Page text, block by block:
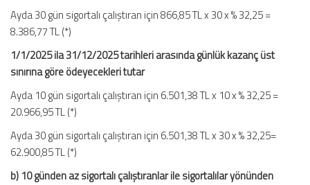
Ayda 30 gün sigortalı çalıştıran için 866,85 TL x 30 x % 32,25 =
8.386,77 TL (*)
1/1/2025 ila 31/12/2025 tarihleri arasında günlük kazanç üst
sınırına göre ödeyecekleri tutar
Ayda 10 gün sigortalı çalıştıran için 6.501,38 TL x 10 x % 32,25 =
20.966,95 TL (*)
Ayda 30 gün sigortalı çalıştıran için 6.501,38 TL x 30 x % 32,25=
62.900,85 TL (*)
b) 10 günden az sigortalı çalıştıranlar ile sigortalılar yönünden